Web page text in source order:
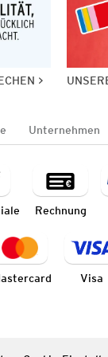
Unternehmen
Rechnung
Visa